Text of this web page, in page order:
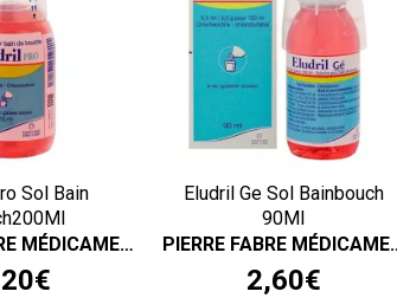
Sol Bain
PIERRE FABRE MÉDICAMENT
20€
Eludril Ge Sol Bainbouch
90Ml
PIERRE
2,60€